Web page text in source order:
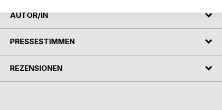
AUTOR/IN
PRESSESTIMMEN
REZENSIONEN